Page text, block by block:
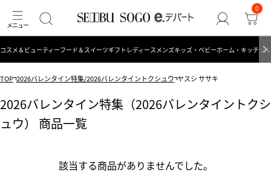
0
コスメ＆ビューティーフード＆スイーツギフト レディース メンズキッズ・ベビーホーム・キッチン
TOP 2026バレンタイン特集/2026バレンタイントクシュウ ヤスシ ササキ
2026バレンタイン特集（2026バレンタイントクシ
ュウ） 商品一覧
該当する商品がありませんでした。